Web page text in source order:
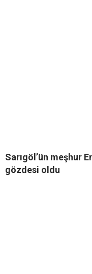
Sarıgöl’ün meşhur
gözdesi oldu